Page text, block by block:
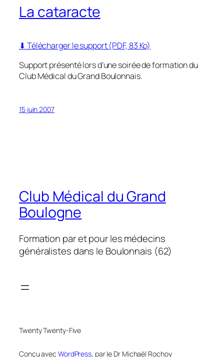
La cataracte
⬇ Télécharger le support (PDF, 83 Ko)
Support présenté lors d’une soirée de formation du
Club Médical du Grand Boulonnais.
15 juin 2007
Club Médical du Grand
Boulogne
Formation par et pour les médecins
généralistes dans le Boulonnais (62)
Twenty Twenty-Five
Conçu avec WordPress, par le Dr Michaël Rochoy